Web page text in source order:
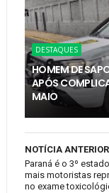
DESTAQUES
HOMEM DE
APÓS
MAIO
NOTÍCIA ANTERIOR
Paraná é o 3º
mais motoristas
no exame